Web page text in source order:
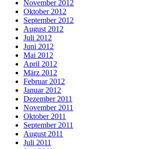
November 2012
Oktober 2012
September 2012
August 2012
Juli 2012
Juni 2012
Mai 2012
April 2012
März 2012
Februar 2012
Januar 2012
Dezember 2011
November 2011
Oktober 2011
September 2011
August 2011
Juli 2011